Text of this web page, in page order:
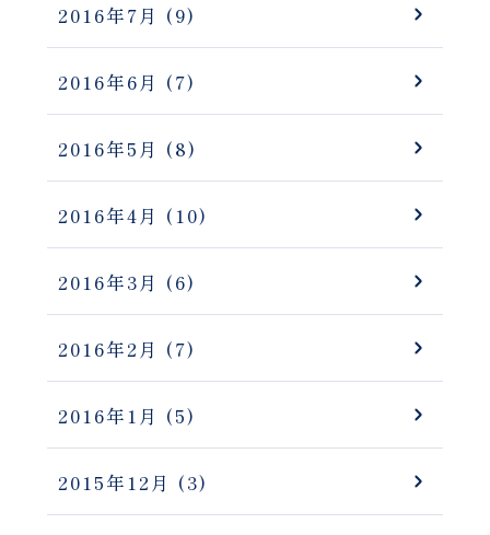
2016年7月 (9)
2016年6月 (7)
2016年5月 (8)
2016年4月 (10)
2016年3月 (6)
2016年2月 (7)
2016年1月 (5)
2015年12月 (3)